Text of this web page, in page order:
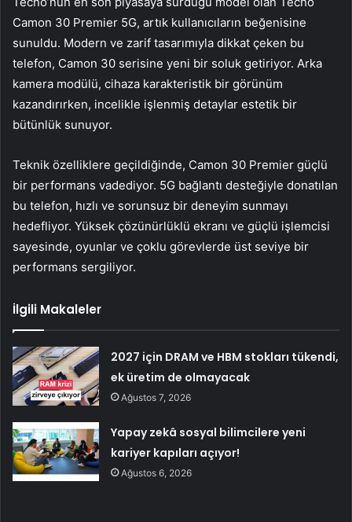
Camon 30 Premier 5G, artık kullanıcıların beğenisine
sunuldu. Modern ve zarif tasarımıyla dikkat çeken bu
telefon, Camon 30 serisine yeni bir soluk getiriyor. Arka
kamera modülü, cihaza karakteristik bir görünüm
kazandırırken, incelikle işlenmiş detaylar estetik bir
bütünlük sunuyor.
Teknik özelliklere geçildiğinde, Camon 30 Premier güçlü
bir performans vadediyor. 5G bağlantı desteğiyle donatılan
bu telefon, hızlı ve sorunsuz bir deneyim sunmayı
hedefliyor. Yüksek çözünürlüklü ekranı ve güçlü işlemcisi
sayesinde, oyunlar ve çoklu görevlerde üst seviye bir
performans sergiliyor.
İlgili Makaleler
2027 için DRAM ve HBM stokları tükendi,
ek üretim de olmayacak
Ağustos 7, 2026
Yapay zekâ sosyal bilimcilere yeni
kariyer kapıları açıyor!
Ağustos 6, 2026